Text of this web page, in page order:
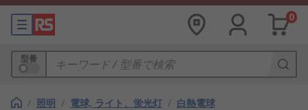
0
型番
/ 照明 / 電球, ライト、蛍光灯 / 白熱電球